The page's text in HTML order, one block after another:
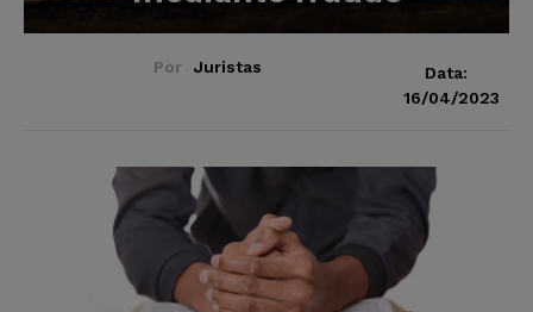
Por Juristas
Data:
16/04/2023